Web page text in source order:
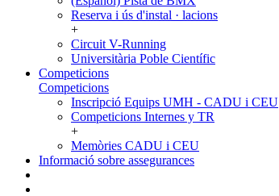
Reserva i ús d'instal · lacions
+
Circuit V-Running
Universitària Poble Científic
Competicions
Competicions
Inscripció Equips UMH - CADU i CEU
Competicions Internes y TR
+
Memòries CADU i CEU
Informació sobre assegurances